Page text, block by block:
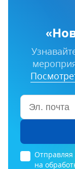
Отправляя
на